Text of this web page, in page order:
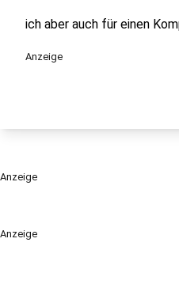
Anzeige
ich aber auch für einen
Anzeige
Anzeige